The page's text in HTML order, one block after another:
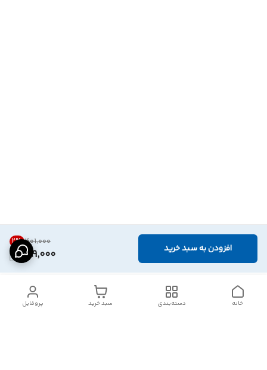
۴۰۱٬۰۰۰ 2%
389,000 افزودن به سبد خرید
پروفایل سبد خرید دسته‌بندی خانه